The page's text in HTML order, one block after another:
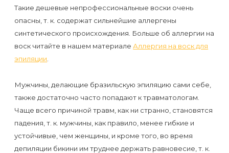
Такие дешевые непрофессиональные воски очень
опасны, т. к. содержат сильнейшие аллергены
синтетического происхождения. Больше об аллергии на
воск читайте в нашем материалеАллергия на воск для
эпиляции.
Мужчины, делающие бразильскую эпиляцию сами себе,
также достаточно часто попадают к травматологам.
Чаще всего причиной травм, как ни странно, становятся
падения, т. к. мужчины, как правило, менее гибкие и
устойчивые, чем женщины, и кроме того, во время
депиляции бикини им труднее держать равновесие, т. к.